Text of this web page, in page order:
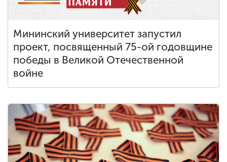
Мининский университет запустил
проект, посвященный 75-ой годовщине
победы в Великой Отечественной
войне